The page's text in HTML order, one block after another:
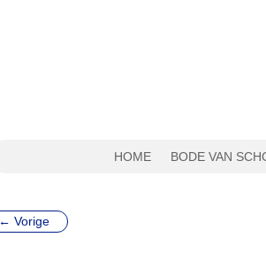
HOME BODE VAN
←Vorige